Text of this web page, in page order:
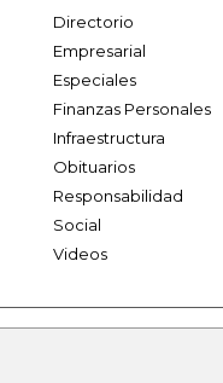
Directorio
Empresarial
Especiales
Finanzas Personales
Infraestructura
Obituarios
Responsabilidad
Social
Videos